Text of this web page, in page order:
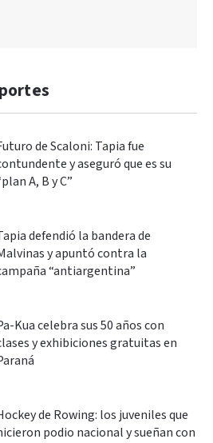
de Scaloni: Tapia fue
y aseguró que es su
A, B y C”
defendió la bandera de
y apuntó contra la
“antiargentina”
Kua celebra sus 50 años con
y exhibiciones gratuitas en
de Rowing: los juveniles que
podio nacional y sueñan con